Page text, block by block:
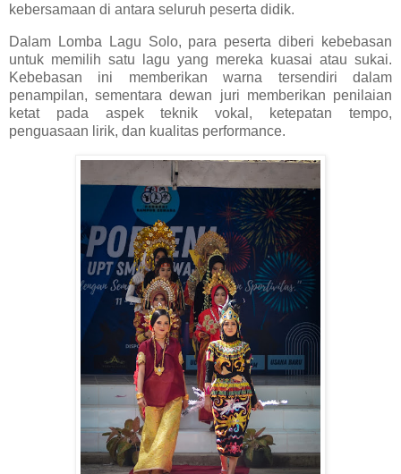
kebersamaan di antara seluruh peserta didik.
Dalam Lomba Lagu Solo, para peserta diberi kebebasan
untuk memilih satu lagu yang mereka kuasai atau sukai.
Kebebasan ini memberikan warna tersendiri dalam
penampilan, sementara dewan juri memberikan penilaian
ketat pada aspek teknik vokal, ketepatan tempo,
penguasaan lirik, dan kualitas performance.